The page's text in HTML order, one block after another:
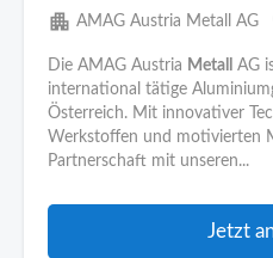
apartment AMAG Austria Metall AG
Die AMAG Austria Metall
AG
international tätige
Österreich. Mit innovativer
Werkstoffen und motivierten
Partnerschaft mit unseren...
Jetzt